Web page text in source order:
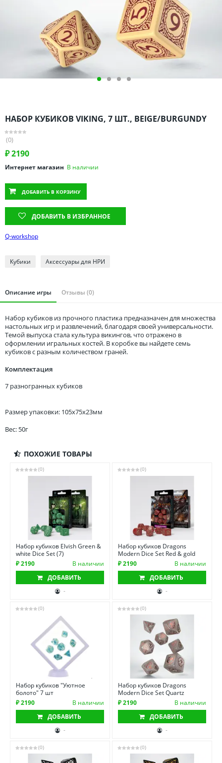
Оренбургская область
Пензенская область
Пермский край
Ростовская область
Рязанская область
Саратовская область
Свердловская область
Смоленская область
Ставропольский край
Татарстан
Тверская область
Томская область
Тюменская область
НАБОР КУБИКОВ VIKING, 7 ШТ., BEIGE/BURGUNDY
(0)
₽2190
Интернет магазин В наличии
ДОБАВИТЬ В КОРЗИНУ
ДОБАВИТЬ В ИЗБРАННОЕ
Q-workshop
Кубики Аксессуары для НРИ
Описание игры Отзывы (0)
Набор кубиков из прочного пластика предназначен для множества
настольных игр и развлечений, благодаря своей универсальности.
Темой выпуска стала культура викингов, что отражено в
оформлении игральных костей. В коробке вы найдете семь
кубиков с разным количеством граней.
Комплектация
7 разногранных кубиков
Размер упаковки: 105x75x23мм
Вес: 50г
ПОХОЖИЕ ТОВАРЫ
(0)
Набор кубиков Elvish Green &
white Dice Set (7)
₽ 2190
В наличии
ДОБАВИТЬ
-
(0)
Набор кубиков Dragons
Modern Dice Set Red & gold
₽ 2190
В наличии
ДОБАВИТЬ
-
(0)
Набор кубиков "Уютное
болото" 7 шт
₽ 2190
В наличии
ДОБАВИТЬ
-
(0)
Набор кубиков Dragons
Modern Dice Set Quartz
₽ 2190
В наличии
ДОБАВИТЬ
-
(0) (0)